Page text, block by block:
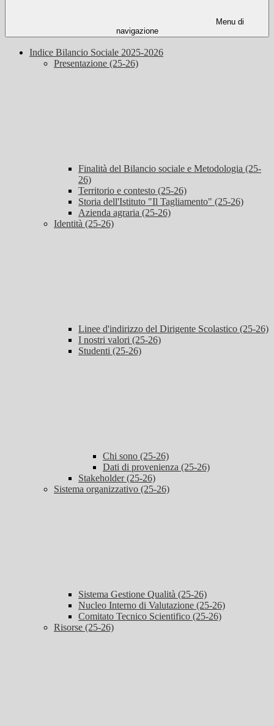
Menu di
navigazione
Indice Bilancio Sociale 2025-2026
Presentazione (25-26)
Finalità del Bilancio sociale e Metodologia (25-
26)
Territorio e contesto (25-26)
Storia dell'Istituto "Il Tagliamento" (25-26)
Azienda agraria (25-26)
Identità (25-26)
Linee d'indirizzo del Dirigente Scolastico (25-26)
I nostri valori (25-26)
Studenti (25-26)
Chi sono (25-26)
Dati di provenienza (25-26)
Stakeholder (25-26)
Sistema organizzativo (25-26)
Sistema Gestione Qualità (25-26)
Nucleo Interno di Valutazione (25-26)
Comitato Tecnico Scientifico (25-26)
Risorse (25-26)